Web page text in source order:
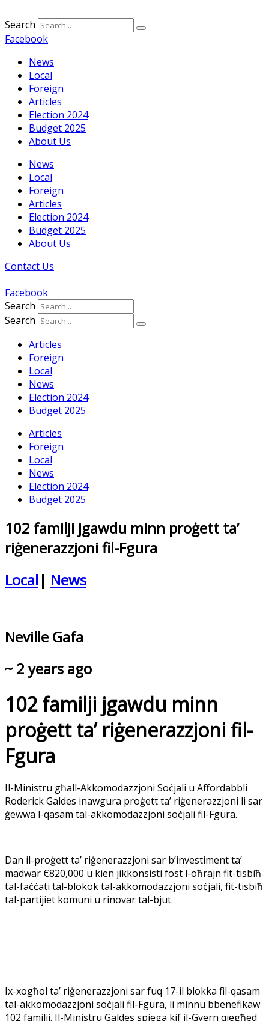
Search
Facebook
News
Local
Foreign
Articles
Election 2024
Budget 2025
About Us
News
Local
Foreign
Articles
Election 2024
Budget 2025
About Us
Contact Us
Facebook
Search
Search
Articles
Foreign
Local
News
Election 2024
Budget 2025
Articles
Foreign
Local
News
Election 2024
Budget 2025
102 familji jgawdu minn proġett ta’
riġenerazzjoni fil-Fgura
Local | News
Neville Gafa
~ 2 years ago
102 familji jgawdu minn
proġett ta’ riġenerazzjoni fil-
Fgura
Il-Ministru għall-Akkomodazzjoni Soċjali u Affordabbli
Roderick Galdes inawgura proġett ta’ riġenerazzjoni li sar
ġewwa l-qasam tal-akkomodazzjoni soċjali fil-Fgura. ​​
Dan il-proġett ta’ riġenerazzjoni sar b’investiment ta’
madwar €820,000 u kien jikkonsisti fost l-oħrajn fit-tisbiħ
tal-faċċati tal-blokok tal-akkomodazzjoni soċjali, fit-tisbiħ
tal-partijiet komuni u rinovar tal-bjut.
Ix-xogħol ta’ riġenerazzjoni sar fuq 17-il blokka fil-qasam
tal-akkomodazzjoni soċjali fil-Fgura, li minnu bbenefikaw
102 familji. Il-Ministru Galdes spjega kif il-Gvern qiegħed